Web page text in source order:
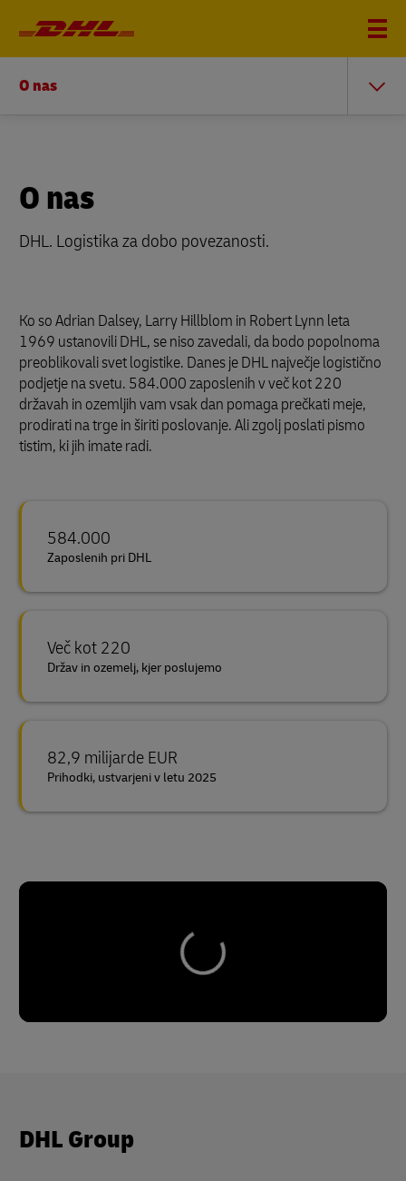
O nas
O nas
DHL. Logistika za dobo povezanosti.
Ko so Adrian Dalsey, Larry Hillblom in Robert Lynn leta
1969 ustanovili DHL, se niso zavedali, da bodo popolnoma
preoblikovali svet logistike. Danes je DHL največje logistično
podjetje na svetu. 584.000 zaposlenih v več kot 220
državah in ozemljih vam vsak dan pomaga prečkati meje,
prodirati na trge in širiti poslovanje. Ali zgolj poslati pismo
tistim, ki jih imate radi.
584.000
Zaposlenih pri DHL
Več kot 220
Držav in ozemelj, kjer poslujemo
82,9 milijarde EUR
Prihodki, ustvarjeni v letu 2025
DHL Group